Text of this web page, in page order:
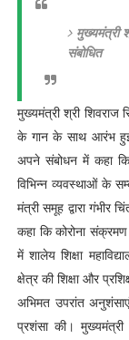
मुख्यमंत्री
संबोधित
मुख्यमंत्री श्री शिवराज
के गान के साथ आरंभ
अपने संबोधन में कहा कि
विभिन्न व्यवस्थाओं के
मंत्री समूह द्वारा गंभीर
कहा कि कोरोना संक्रमण
में शालेय शिक्षा
क्षेत्र की शिक्षा और
अभिमत उपरांत
प्रशंसा की।